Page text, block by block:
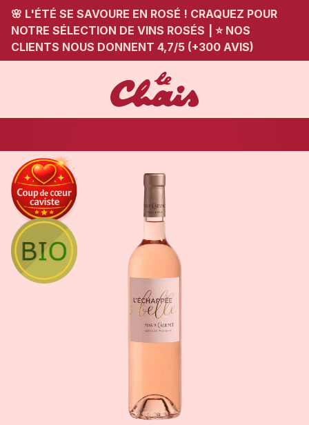
🌸 L'ÉTÉ SE SAVOURE EN ROSÉ ! CRAQUEZ POUR
NOTRE SÉLECTION DE VINS ROSÉS
⭐ NOS
CLIENTS NOUS DONNENT 4,7/5 (+300 AVIS)